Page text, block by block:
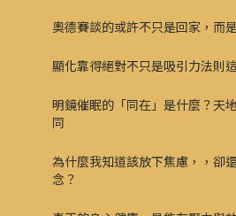
奧德賽談的或許不只是回家，而
顯化靠得絕對不只是吸引力法則
明鏡催眠的「同在」是什麼？天
同
為什麼我知道該放下焦慮，，卻
念？